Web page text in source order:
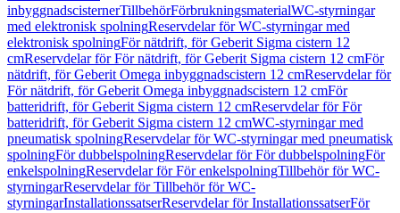
inbyggnadscisternerTillbehörFörbrukningsmaterialWC-styrningar
med elektronisk spolningReservdelar för WC-styrningar med
elektronisk spolningFör nätdrift, för Geberit Sigma cistern 12
cmReservdelar för För nätdrift, för Geberit Sigma cistern 12 cmFör
nätdrift, för Geberit Omega inbyggnadscistern 12 cmReservdelar för
För nätdrift, för Geberit Omega inbyggnadscistern 12 cmFör
batteridrift, för Geberit Sigma cistern 12 cmReservdelar för För
batteridrift, för Geberit Sigma cistern 12 cmWC-styrningar med
pneumatisk spolningReservdelar för WC-styrningar med pneumatisk
spolningFör dubbelspolningReservdelar för För dubbelspolningFör
enkelspolningReservdelar för För enkelspolningTillbehör för WC-
styrningarReservdelar för Tillbehör för WC-
styrningarInstallationssatserReservdelar för InstallationssatserFör